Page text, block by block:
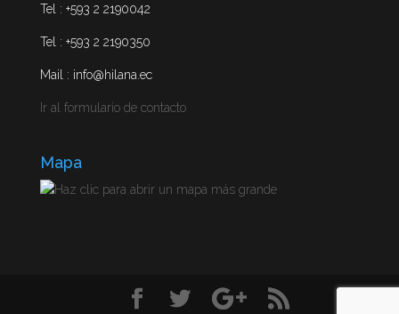
Tel : +593 2 2190042
Tel : +593 2 2190350
Mail : info@hilana.ec
Ir al formulario de contacto
Mapa